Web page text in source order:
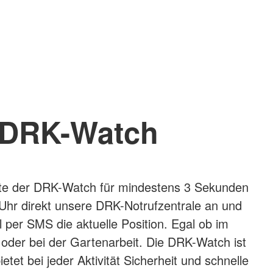
Watch
der DRK-Watch für mindestens 3 Sekunden
direkt unsere DRK-Notrufzentrale an und
SMS die aktuelle Position. Egal ob im
bei der Gartenarbeit. Die DRK-Watch ist
bei jeder Aktivität Sicherheit und schnelle